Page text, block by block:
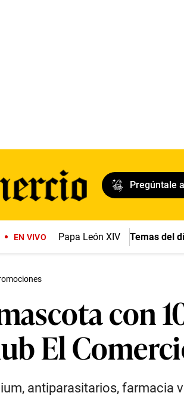
Pregúntale
EN VIVO Papa León XIV Temas del
con
El
antiparasitarios, farmacia